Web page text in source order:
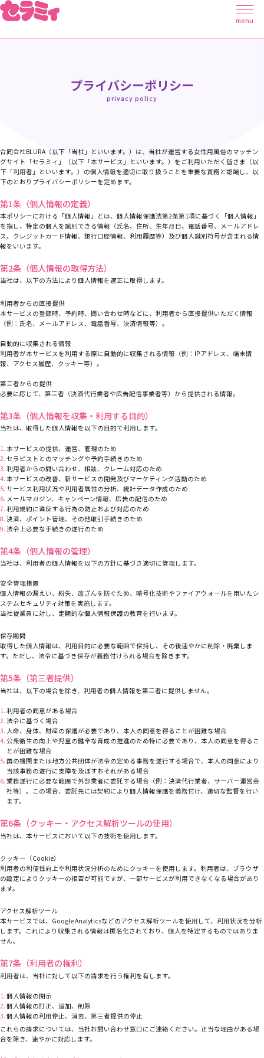
menu
プライバシーポリシー
privacy policy
合同会社BLURA（以下「当社」といいます。）は、当社が運営する女性用風俗のマッチン
グサイト「セラミィ」（以下「本サービス」といいます。）をご利用いただく皆さま（以
下「利用者」といいます。）の個人情報を適切に取り扱うことを重要な責務と認識し、以
下のとおりプライバシーポリシーを定めます。
第1条（個人情報の定義）
本ポリシーにおける「個人情報」とは、個人情報保護法第2条第1項に基づく「個人情報」
を指し、特定の個人を識別できる情報（氏名、住所、生年月日、電話番号、メールアドレ
ス、クレジットカード情報、銀行口座情報、利用履歴等）及び個人識別符号が含まれる情
報をいいます。
第2条（個人情報の取得方法）
当社は、以下の方法により個人情報を適正に取得します。
利用者からの直接提供
本サービスの登録時、予約時、問い合わせ時などに、利用者から直接提供いただく情報
（例：氏名、メールアドレス、電話番号、決済情報等）。
自動的に収集される情報
利用者が本サービスを利用する際に自動的に収集される情報（例：IPアドレス、端末情
報、アクセス履歴、クッキー等）。
第三者からの提供
必要に応じて、第三者（決済代行業者や広告配信事業者等）から提供される情報。
第3条（個⼈情報を収集‧利⽤する⽬的）
当社は、取得した個人情報を以下の目的で利用します。
本サービスの提供、運営、管理のため
セラピストとのマッチングや予約手続きのため
利用者からの問い合わせ、相談、クレーム対応のため
本サービスの改善、新サービスの開発及びマーケティング活動のため
サービス利用状況や利用者属性の分析、統計データ作成のため
メールマガジン、キャンペーン情報、広告の配信のため
利用規約に違反する行為の防止および対応のため
決済、ポイント管理、その他取引手続きのため
法令上必要な手続きの遂行のため
第4条（個人情報の管理）
当社は、利用者の個人情報を以下の方針に基づき適切に管理します。
安全管理措置
個人情報の漏えい、紛失、改ざんを防ぐため、暗号化技術やファイアウォールを用いたシ
ステムセキュリティ対策を実施します。
当社従業員に対し、定期的な個人情報保護の教育を行います。
保存期間
取得した個人情報は、利用目的に必要な範囲で保持し、その後速やかに削除・廃棄しま
す。ただし、法令に基づき保存が義務付けられる場合を除きます。
第5条（第三者提供）
当社は、以下の場合を除き、利用者の個人情報を第三者に提供しません。
利用者の同意がある場合
法令に基づく場合
人命、身体、財産の保護が必要であり、本人の同意を得ることが困難な場合
公衆衛生の向上や児童の健全な育成の推進のため特に必要であり、本人の同意を得るこ
とが困難な場合
国の機関または地方公共団体が法令の定める事務を遂行する場合で、本人の同意により
当該事務の遂行に支障を及ぼすおそれがある場合
業務遂行に必要な範囲で外部業者に委託する場合（例：決済代行業者、サーバー運営会
社等）。この場合、委託先には契約により個人情報保護を義務付け、適切な監督を行い
ます。
第6条（クッキー・アクセス解析ツールの使用）
当社は、本サービスにおいて以下の技術を使用します。
クッキー（Cookie）
利用者の利便性向上や利用状況分析のためにクッキーを使用します。利用者は、ブラウザ
の設定によりクッキーの拒否が可能ですが、一部サービスが利用できなくなる場合があり
ます。
アクセス解析ツール
本サービスでは、Google Analyticsなどのアクセス解析ツールを使用して、利用状況を分析
します。これにより収集される情報は匿名化されており、個人を特定するものではありま
せん。
第7条（利用者の権利）
利用者は、当社に対して以下の請求を行う権利を有します。
個人情報の開示
個人情報の訂正、追加、削除
個人情報の利用停止、消去、第三者提供の停止
これらの請求については、当社お問い合わせ窓口にご連絡ください。正当な理由がある場
合を除き、速やかに対応します。